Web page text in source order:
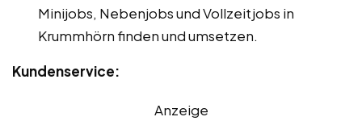
Minijobs, Nebenjobs und Vollzeitjobs in
Krummhörn finden und umsetzen.
Kundenservice:
Anzeige